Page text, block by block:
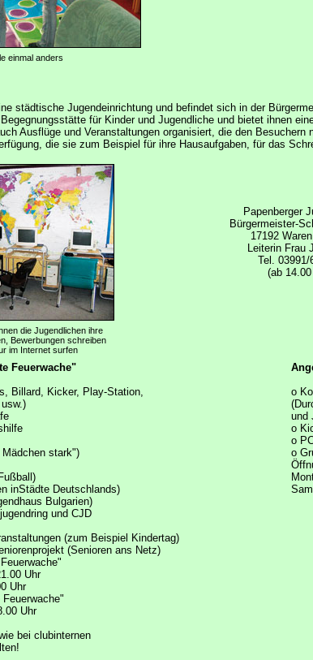
einmal anders
städtische Jugendeinrichtung und befindet sich in der
für Kinder und Jugendliche und bietet ihnen
Ausflüge und Veranstaltungen organisiert, die den
die sie zum Beispiel für ihre Hausaufgaben, für das
Papenberger
Bürgermeister-
17192
Leiterin Frau
Tel. 03991/
(ab
die Jugendlichen ihre
Bewerbungen schreiben
im Internet surfen
Feuerwache"
Billard, Kicker, Play-Station,
stark")
inStädte Deutschlands)
Bulgarien)
und CJD
(zum Beispiel Kindertag)
(Senioren ans Netz)
Uhr
Uhr
Uhr
bei clubinternen
o
und
o
o
o